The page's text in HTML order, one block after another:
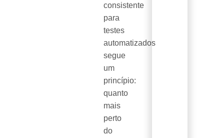
consistente
para
testes
automatizados
segue
um
princípio:
quanto
mais
perto
do